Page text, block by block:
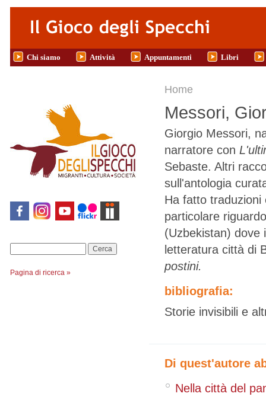
Salta al contenuto principale
Chi siamo Attività Appuntamenti Libri
Pagina di ricerca »
Tu sei qui
Home
Messori,
Giorgio Messori,
narratore con
Sebaste. Altri
sull'antologia
Ha fatto traduzioni
particolare
(Uzbekistan) dove
letteratura città di
postini.
bibliografia:
Storie invisibili e
Di quest'autore
Nella città del